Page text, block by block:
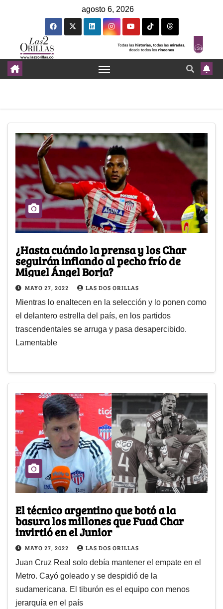
agosto 6, 2026
¿Hasta cuándo la prensa y los Char
seguirán inflando al pecho frío de
Miguel Ángel Borja?
MAYO 27, 2022 LAS DOS ORILLAS
Mientras lo enaltecen en la selección y lo ponen como
el delantero estrella del país, en los partidos
trascendentales se arruga y pasa desapercibido.
Lamentable
El técnico argentino que botó a la
basura los millones que Fuad Char
invirtió en el Junior
MAYO 27, 2022 LAS DOS ORILLAS
Juan Cruz Real solo debía mantener el empate en el
Metro. Cayó goleado y se despidió de la
sudamericana. El tiburón es el equipo con menos
jerarquía en el país